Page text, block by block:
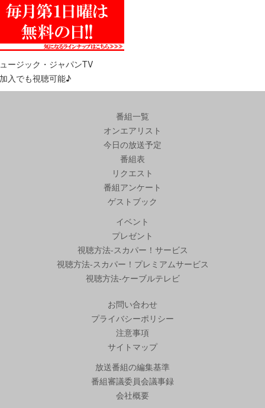
ージック・ジャパンTV
入でも視聴可能♪
番組一覧
オンエアリスト
今日の放送予定
番組表
リクエスト
番組アンケート
ゲストブック
イベント
プレゼント
視聴方法-スカパー！サービス
視聴方法-スカパー！プレミアムサービス
視聴方法-ケーブルテレビ
お問い合わせ
プライバシーポリシー
注意事項
サイトマップ
放送番組の編集基準
番組審議委員会議事録
会社概要